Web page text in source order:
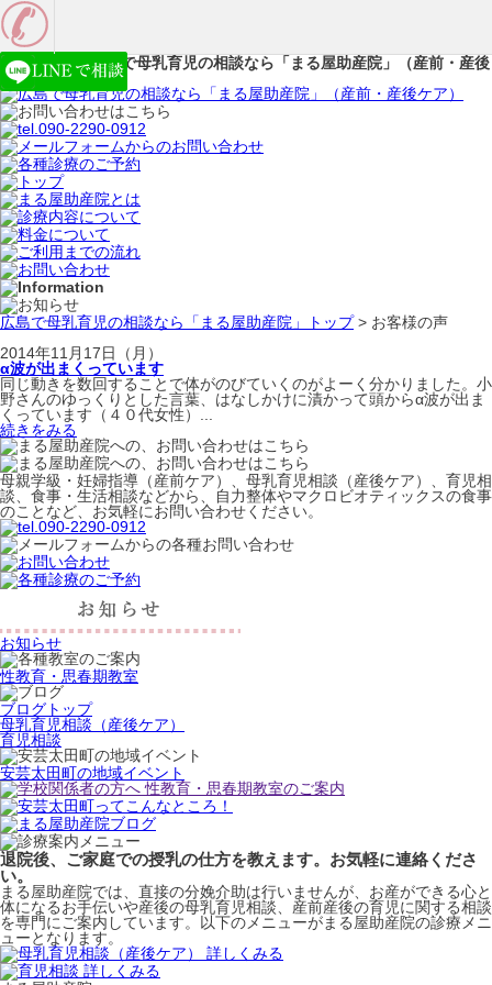
お客様の声 | 広島で母乳育児の相談なら「まる屋助産院」（産前・産後
ケア）
広島で母乳育児の相談なら「まる屋助産院」トップ> お客様の声
2014年11月17日（月）
α波が出まくっています
同じ動きを数回することで体がのびていくのがよーく分かりました。小
野さんのゆっくりとした言葉、はなしかけに漬かって頭からα波が出ま
くっています（４０代女性）...
続きをみる
母親学級・妊婦指導（産前ケア）、母乳育児相談（産後ケア）、育児相
談、食事・生活相談などから、自力整体やマクロビオティックスの食事
のことなど、お気軽にお問い合わせください。
お知らせ
性教育・思春期教室
ブログトップ
母乳育児相談（産後ケア）
育児相談
安芸太田町の地域イベント
退院後、ご家庭での授乳の仕方を教えます。お気軽に連絡くださ
い。
まる屋助産院では、直接の分娩介助は行いませんが、お産ができる心と
体になるお手伝いや産後の母乳育児相談、産前産後の育児に関する相談
を専門にご案内しています。以下のメニューがまる屋助産院の診療メニ
ューとなります。